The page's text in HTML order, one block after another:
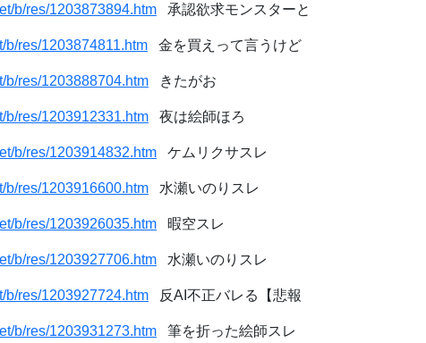
b/res/1203873894.htm 承認欲求モンスターと
b/res/1203874811.htm 金を買えって言うけど
b/res/1203888704.htm きたがお
b/res/1203912331.htm 夜は絵師ほろ
b/res/1203914832.htm ケムリクサスレ
b/res/1203916600.htm 水瀬いのりスレ
b/res/1203926035.htm 暇空スレ
b/res/1203927706.htm 水瀬いのりスレ
b/res/1203927724.htm 反AI不正バレる【悲報
b/res/1203931273.htm 筆を折った絵師スレ